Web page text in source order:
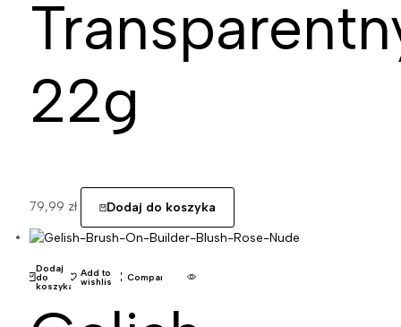
22g
79,99 zł Dodaj do koszyka
Dodaj
do
koszyka
Add to
wishlist Compare